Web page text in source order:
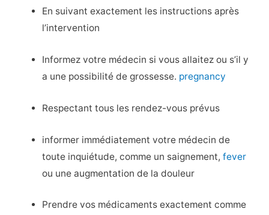
En suivant exactement les instructions après
l’intervention
Informez votre médecin si vous allaitez ou s’il y
a une possibilité de grossesse. pregnancy
Respectant tous les rendez-vous prévus
informer immédiatement votre médecin de
toute inquiétude, comme un saignement,fever
ou une augmentation de la douleur
Prendre vos médicaments exactement comme